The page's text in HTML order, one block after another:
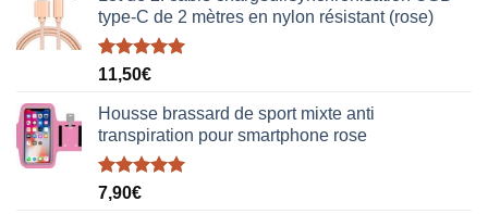
type-C de 2 mètres en nylon résistant (rose)
Note5.00
11,50€
Housse brassard de sport mixte anti
transpiration pour smartphone rose
Note5.00
7,90€